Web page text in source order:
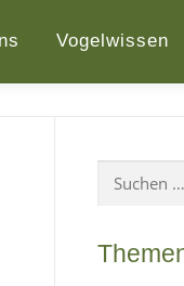
Vogelwissen
nach: